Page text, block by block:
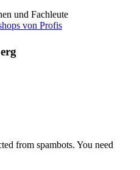
from spambots. You need